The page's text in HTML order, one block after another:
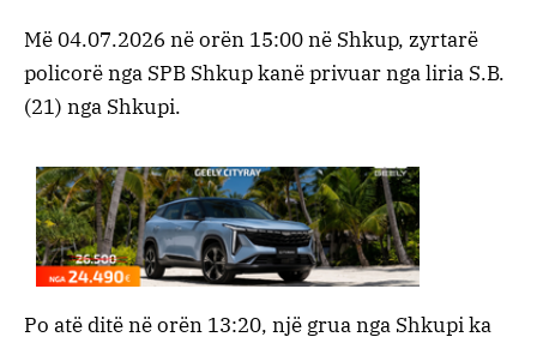
​Më 04.07.2026 në orën 15:00 në Shkup, zyrtarë
policorë nga SPB Shkup kanë privuar nga liria S.B.
(21) nga Shkupi.
​Po atë ditë në orën 13:20, një grua nga Shkupi ka